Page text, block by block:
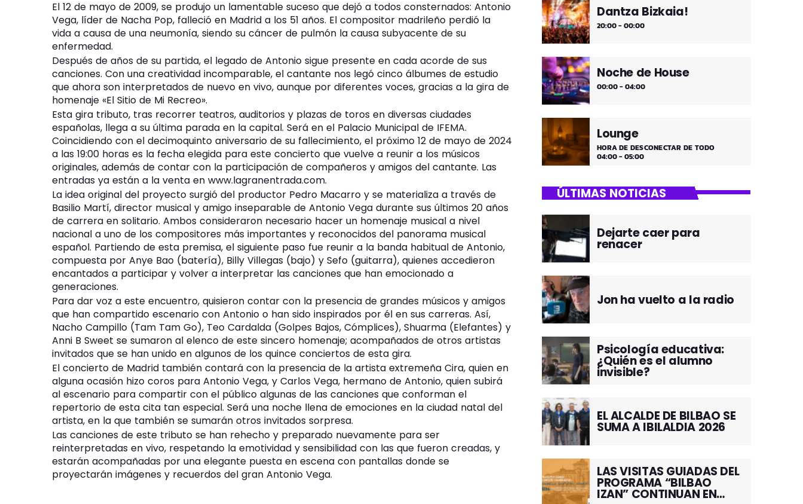
El 12 de mayo de 2009, se produjo un lamentable suceso que dejó a todos consternados: Antonio
Vega, líder de Nacha Pop, falleció en Madrid a los 51 años. El compositor madrileño perdió la
vida a causa de una neumonía, siendo su cáncer de pulmón la causa subyacente de su
enfermedad.
Después de años de su partida, el legado de Antonio sigue presente en cada acorde de sus
canciones. Con una creatividad incomparable, el cantante nos legó cinco álbumes de estudio
que ahora son interpretados de nuevo en vivo, aunque por diferentes voces, gracias a la gira de
homenaje «El Sitio de Mi Recreo».
Esta gira tributo, tras recorrer teatros, auditorios y plazas de toros en diversas ciudades
españolas, llega a su última parada en la capital. Será en el Palacio Municipal de IFEMA.
Coincidiendo con el decimoquinto aniversario de su fallecimiento, el próximo 12 de mayo de 2024
a las 19:00 horas es la fecha elegida para este concierto que vuelve a reunir a los músicos
originales, además de contar con la participación de compañeros y amigos del cantante. Las
entradas ya están a la venta en www.lagranentrada.com.
La idea original del proyecto surgió del productor Pedro Macarro y se materializa a través de
Basilio Martí, director musical y amigo inseparable de Antonio Vega durante sus últimos 20 años
de carrera en solitario. Ambos consideraron necesario hacer un homenaje musical a nivel
nacional a uno de los compositores más importantes y reconocidos del panorama musical
español. Partiendo de esta premisa, el siguiente paso fue reunir a la banda habitual de Antonio,
compuesta por Anye Bao (batería), Billy Villegas (bajo) y Sefo (guitarra), quienes accedieron
encantados a participar y volver a interpretar las canciones que han emocionado a
generaciones.
Para dar voz a este encuentro, quisieron contar con la presencia de grandes músicos y amigos
que han compartido escenario con Antonio o han sido inspirados por él en sus carreras. Así,
Nacho Campillo (Tam Tam Go), Teo Cardalda (Golpes Bajos, Cómplices), Shuarma (Elefantes) y
Anni B Sweet se sumaron al elenco de este sincero homenaje; acompañados de otros artistas
invitados que se han unido en algunos de los quince conciertos de esta gira.
El concierto de Madrid también contará con la presencia de la artista extremeña Cira, quien en
alguna ocasión hizo coros para Antonio Vega, y Carlos Vega, hermano de Antonio, quien subirá
al escenario para compartir con el público algunas de las canciones que conforman el
repertorio de esta cita tan especial. Será una noche llena de emociones en la ciudad natal del
artista, en la que también se sumarán otros invitados sorpresa.
Las canciones de este tributo se han rehecho y preparado nuevamente para ser
reinterpretadas en vivo, respetando la emotividad y sensibilidad con las que fueron creadas, y
estarán acompañadas por una elegante puesta en escena con pantallas donde se
proyectarán imágenes y recuerdos del gran Antonio Vega.
Dantza Bizkaia!
20:00 - 00:00
Noche de House
00:00 - 04:00
Lounge
HORA DE DESCONECTAR DE TODO
04:00 - 05:00
ÚLTIMAS NOTICIAS
Dejarte caer para
renacer
Jon ha vuelto a la radio
Psicología educativa:
¿Quién es el alumno
invisible?
EL ALCALDE DE BILBAO SE
SUMA A IBILALDIA 2026
LAS VISITAS GUIADAS DEL
PROGRAMA “BILBAO
IZAN” CONTINUAN EN